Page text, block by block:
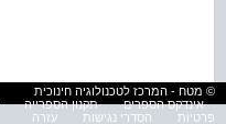
© מטח - המרכז לטכנולוגיה חינוכית
אינדקס הספרים
תקנון הספרייה
פרטיות
הסדרי נגישות עזרה